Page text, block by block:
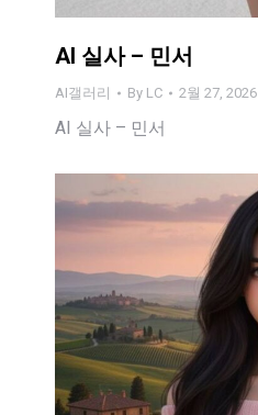
AI 실사 – 민서
AI갤러리 By LC 2월 27, 2026
AI 실사 – 민서